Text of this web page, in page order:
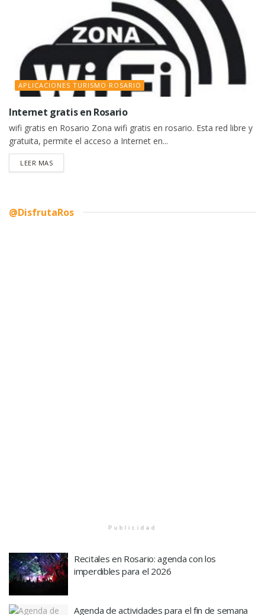
APLICACIONES TURISMO ROSARIO
Internet gratis en Rosario
wifi gratis en Rosario Zona wifi gratis en rosario. Esta red libre y
gratuita, permite el acceso a Internet en...
LEER MASDETAILS
@DisfrutaRos
Publicidad
Recitales en Rosario: agenda con los
imperdibles para el 2026
Agenda de actividades para el fin de semana